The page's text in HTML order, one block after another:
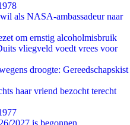
als NASA-ambassadeur naar
om ernstig alcoholmisbruik
vliegveld voedt vrees voor
droogte: Gereedschapskist
haar vriend bezocht terecht
2027 is begonnen